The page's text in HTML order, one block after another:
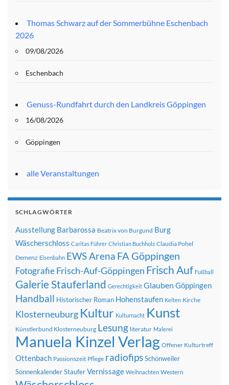
Thomas Schwarz auf der Sommerbühne Eschenbach
2026
09/08/2026
Eschenbach
Genuss-Rundfahrt durch den Landkreis Göppingen
16/08/2026
Göppingen
alle Veranstaltungen
SCHLAGWÖRTER
Ausstellung Barbarossa Beatrix von Burgund Burg
Wäscherschloss Caritas Führer Christian Buchholz Claudia Pohel
Demenz Eisenbahn EWS Arena FA Göppingen
FotografieFrisch-Auf-Göppingen Frisch Auf Fußball
Galerie Stauferland Gerechtigkeit Glauben Göppingen
Handball Historischer Roman Hohenstaufen Kelten Kirche
Klosterneuburg Kultur Kulturnacht Kunst
Künstlerbund Klosterneuburg Lesung literatur Malerei
Manuela Kinzel Verlag Offener Kulturtreff
Ottenbach Passionszeit Pflege radiofipsSchönweiler
SonnenkalenderStauferVernissage Weihnachten Western